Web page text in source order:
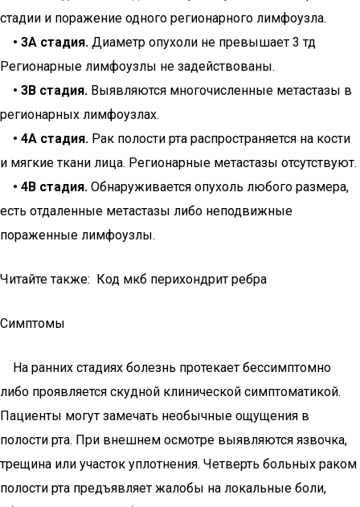
стадии и поражение одного регионарного лимфоузла.
• 3А стадия. Диаметр опухоли не превышает 3 тд
Регионарные лимфоузлы не задействованы.
• 3В стадия. Выявляются многочисленные метастазы в
регионарных лимфоузлах.
• 4А стадия. Рак полости рта распространяется на кости
и мягкие ткани лица. Регионарные метастазы отсутствуют.
• 4В стадия. Обнаруживается опухоль любого размера,
есть отдаленные метастазы либо неподвижные
пораженные лимфоузлы.
Читайте также: Код мкб перихондрит ребра
Симптомы
На ранних стадиях болезнь протекает бессимптомно
либо проявляется скудной клинической симптоматикой.
Пациенты могут замечать необычные ощущения в
полости рта. При внешнем осмотре выявляются язвочка,
трещина или участок уплотнения. Четверть больных раком
полости рта предъявляет жалобы на локальные боли,